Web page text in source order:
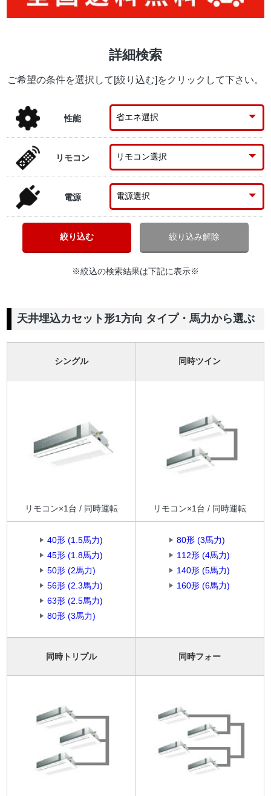
詳細検索
ご希望の条件を選択して[絞り込む]をクリックして下さい。
性能
リモコン
電源
※絞込の検索結果は下記に表示※
天井埋込カセット形1方向 タイプ・馬力から選ぶ
シングル
リモコン×1台 / 同時運転
40形 (1.5馬力)
45形 (1.8馬力)
50形 (2馬力)
56形 (2.3馬力)
63形 (2.5馬力)
80形 (3馬力)
同時ツイン
リモコン×1台 / 同時運転
80形 (3馬力)
112形 (4馬力)
140形 (5馬力)
160形 (6馬力)
同時トリプル 同時フォー